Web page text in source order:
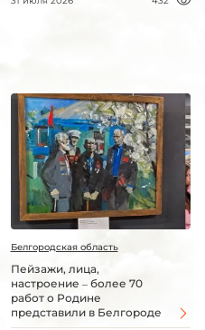
Белгородская область
Пейзажи, лица,
настроение – более 70
работ о Родине
представили в Белгороде